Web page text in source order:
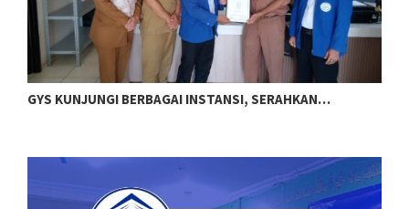
GYS KUNJUNGI BERBAGAI INSTANSI, SERAHKAN…